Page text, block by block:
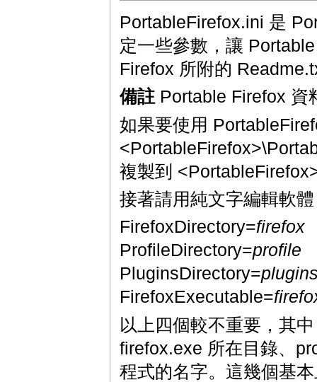
PortableFirefox.ini 是
定一些參數，讓
Firefox 所附的
備註Portable Firefox 資
如果要使用
複製到
接著請用純文字編輯軟
FirefoxDirectory=firefox
ProfileDirectory=profile
PluginsDirectory=
FirefoxExecutable=
以上四個較不重要，其
firefox.exe 所在目錄、
程式的名字。這幾個基